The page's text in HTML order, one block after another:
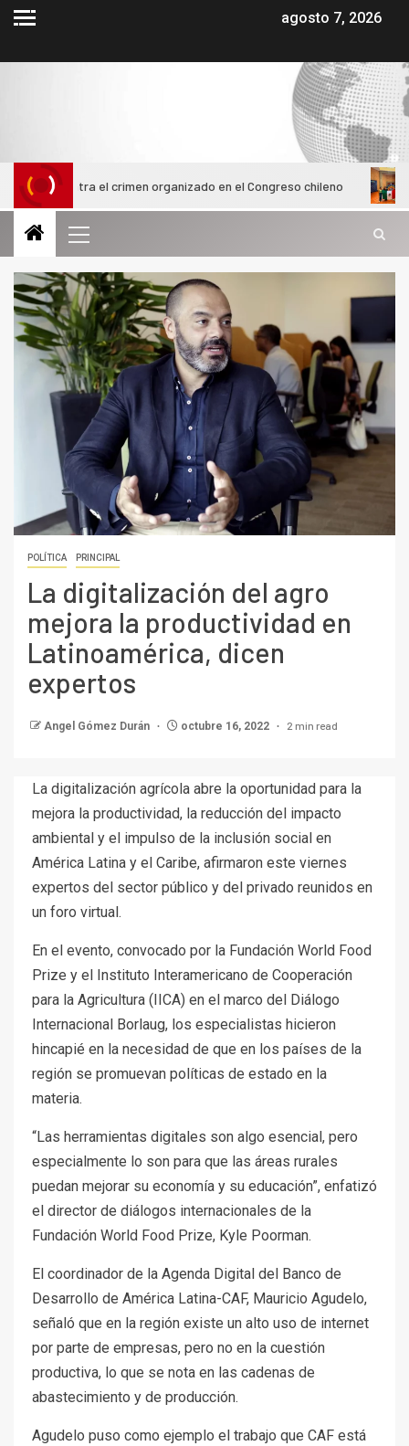
agosto 7, 2026
el crimen organizado en el Congreso chileno
POLÍTICA PRINCIPAL
La digitalización del agro
mejora la productividad en
Latinoamérica, dicen
expertos
Angel Gómez Durán octubre 16, 2022 2 min read
La digitalización agrícola abre la oportunidad para la
mejora la productividad, la reducción del impacto
ambiental y el impulso de la inclusión social en
América Latina y el Caribe, afirmaron este viernes
expertos del sector público y del privado reunidos en
un foro virtual.
En el evento, convocado por la Fundación World Food
Prize y el Instituto Interamericano de Cooperación
para la Agricultura (IICA) en el marco del Diálogo
Internacional Borlaug, los especialistas hicieron
hincapié en la necesidad de que en los países de la
región se promuevan políticas de estado en la
materia.
“Las herramientas digitales son algo esencial, pero
especialmente lo son para que las áreas rurales
puedan mejorar su economía y su educación”, enfatizó
el director de diálogos internacionales de la
Fundación World Food Prize, Kyle Poorman.
El coordinador de la Agenda Digital del Banco de
Desarrollo de América Latina-CAF, Mauricio Agudelo,
señaló que en la región existe un alto uso de internet
por parte de empresas, pero no en la cuestión
productiva, lo que se nota en las cadenas de
abastecimiento y de producción.
Agudelo puso como ejemplo el trabajo que CAF está